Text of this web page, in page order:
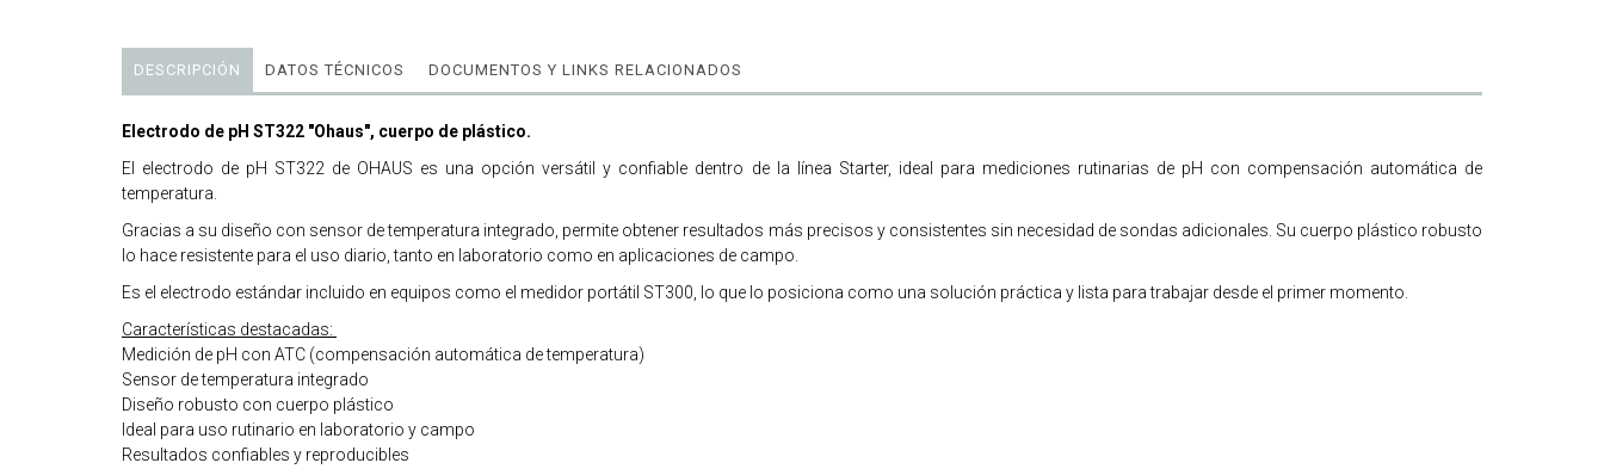
DESCRIPCIÓN DATOS TÉCNICOS DOCUMENTOS Y LINKS RELACIONADOS
Electrodo de pH ST322 "Ohaus", cuerpo de plástico.
El electrodo de pH ST322 de OHAUS es una opción versátil y confiable dentro de la línea Starter, ideal para mediciones rutinarias de pH con compensación automática de
temperatura.
Gracias a su diseño con sensor de temperatura integrado, permite obtener resultados más precisos y consistentes sin necesidad de sondas adicionales. Su cuerpo plástico robusto
lo hace resistente para el uso diario, tanto en laboratorio como en aplicaciones de campo.
Es el electrodo estándar incluido en equipos como el medidor portátil ST300, lo que lo posiciona como una solución práctica y lista para trabajar desde el primer momento.
Características destacadas:
Medición de pH con ATC (compensación automática de temperatura)
Sensor de temperatura integrado
Diseño robusto con cuerpo plástico
Ideal para uso rutinario en laboratorio y campo
Resultados confiables y reproducibles